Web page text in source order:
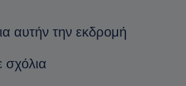
αυτήν την εκδρομή
σχόλια